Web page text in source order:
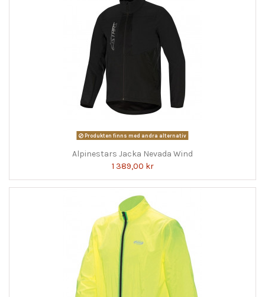
Produkten finns med andra alternativ
Alpinestars Jacka Nevada Wind
1 389,00 kr